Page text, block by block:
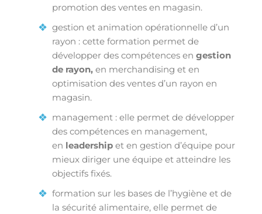
promotion des ventes en magasin.
gestion et animation opérationnelle d’un
rayon : cette formation permet de
développer des compétences en gestion
de rayon, en merchandising et en
optimisation des ventes d’un rayon en
magasin.
management : elle permet de développer
des compétences en management,
en leadership et en gestion d’équipe pour
mieux diriger une équipe et atteindre les
objectifs fixés.
formation sur les bases de l’hygiène et de
la sécurité alimentaire, elle permet de